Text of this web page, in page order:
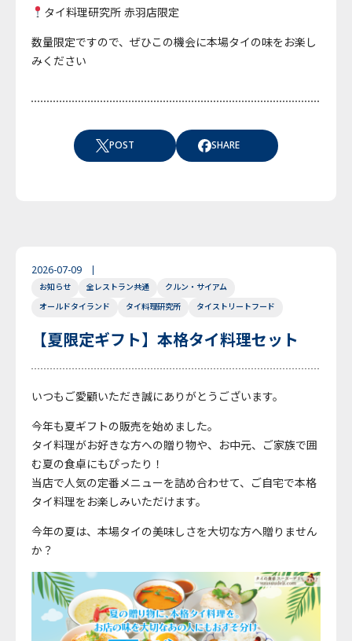
タイ料理研究所 赤羽店限定
数量限定ですので、ぜひこの機会に本場タイの味をお楽し
みください
POST SHARE
2026-07-09
お知らせ 全レストラン共通
クルン・サイアム
オールドタイランド
タイ料理研究所 タイストリートフード
【夏限定ギフト】本格タイ料理セット
いつもご愛顧いただき誠にありがとうございます。
今年も夏ギフトの販売を始めました。
タイ料理がお好きな方への贈り物や、お中元、ご家族で囲
む夏の食卓にもぴったり！
当店で人気の定番メニューを詰め合わせて、ご自宅で本格
タイ料理をお楽しみいただけます。
今年の夏は、本場タイの美味しさを大切な方へ贈りません
か？